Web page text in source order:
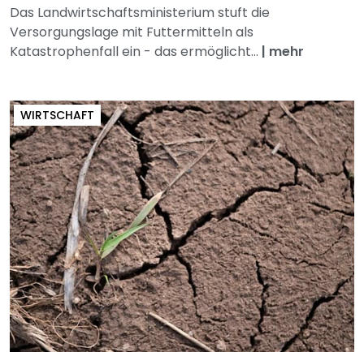
Das Landwirtschaftsministerium stuft die
Versorgungslage mit Futtermitteln als
Katastrophenfall ein - das ermöglicht... | mehr
WIRTSCHAFT